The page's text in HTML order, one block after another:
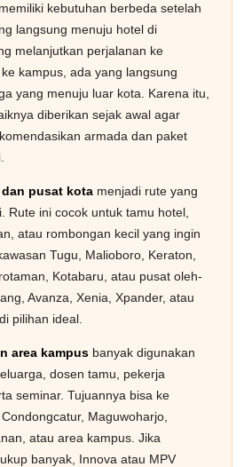
kebutuhan berbeda setelah
langsung menuju hotel di
melanjutkan perjalanan ke
kampus, ada yang langsung
yang menuju luar kota. Karena itu,
diberikan sejak awal agar
armada dan paket
pusat kota menjadi rute yang
Rute ini cocok untuk tamu hotel,
atau rombongan kecil yang ingin
Tugu, Malioboro, Keraton,
Kotabaru, atau pusat oleh-
Avanza, Xenia, Xpander, atau
pilihan ideal.
area kampus banyak digunakan
dosen tamu, pekerja
seminar. Tujuannya bisa ke
Maguwoharjo,
atau area kampus. Jika
banyak, Innova atau MPV